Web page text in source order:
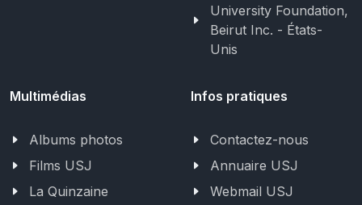
University Foundation,
Beirut Inc. - États-
Unis
Multimédias
Albums photos
Films USJ
La Quinzaine
Infos pratiques
Contactez-nous
Annuaire USJ
Webmail USJ